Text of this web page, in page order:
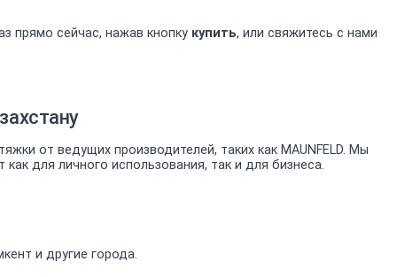
прямо сейчас, нажав кнопку купить, или свяжитесь с нами
от ведущих производителей, таких как MAUNFELD. Мы
для личного использования, так и для бизнеса.
и другие города.